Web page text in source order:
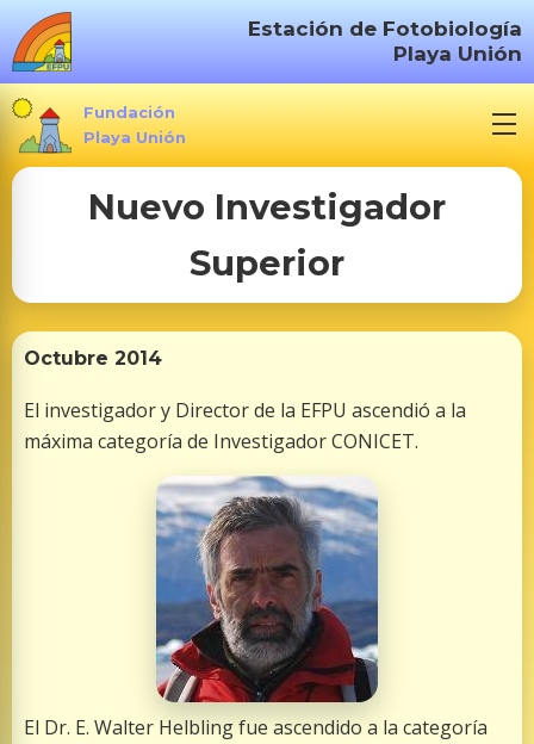
t
Estación de Fotobiología
Playa Unión
Fundación
Playa Unión
Nuevo Investigador
Superior
Octubre 2014
El investigador y Director de la EFPU ascendió a la
máxima categoría de Investigador CONICET.
El Dr. E. Walter Helbling fue ascendido a la categoría